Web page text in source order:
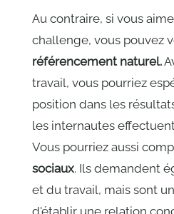
Au contraire, si vous
challenge, vous pouvez
référencement naturel.
travail, vous pourriez
position dans les
les internautes
Vous pourriez aussi
sociaux. Ils demandent
et du travail, mais sont
d'établir une relation